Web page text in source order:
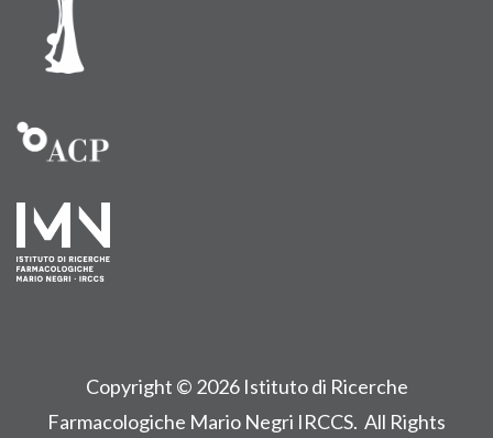
Copyright © 2026 Istituto di Ricerche
Farmacologiche Mario Negri IRCCS. All Rights